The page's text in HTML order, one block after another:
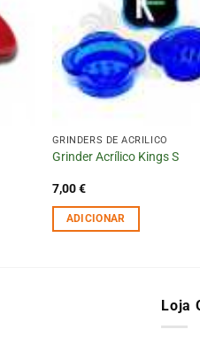
GRINDERS DE ACRÍLICO
Grinder Acrílico Kings S
7,00€
ADICIONAR
Loja